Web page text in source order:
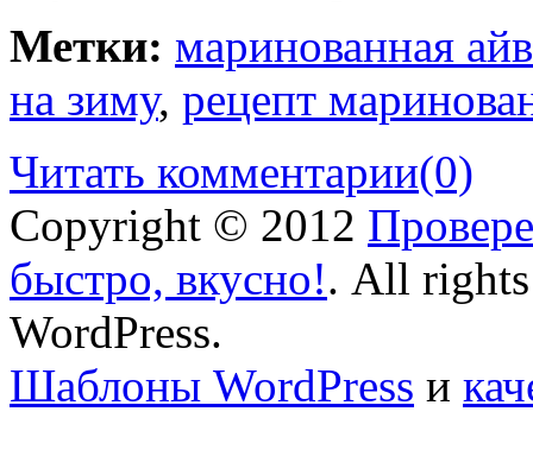
Метки: маринованная
на зиму, рецепт
Читать комментарии(0)
Copyright © 2012
быстро, вкусно!. All rights
WordPress.
Шаблоны WordPress и